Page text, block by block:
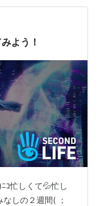
なりますので、慎
よう！
ｺ忙しくて💦忙し
しの２週間( ；